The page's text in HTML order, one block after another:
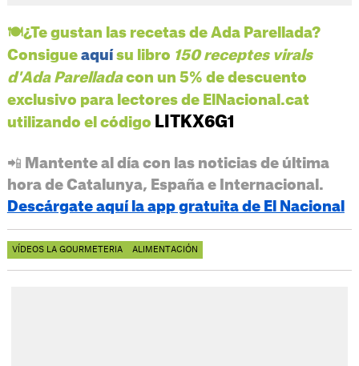
🍽️¿Te gustan las recetas de Ada Parellada?
Consigue aquí su libro 150 receptes virals
d'Ada Parelladacon un 5% de descuento
exclusivo para lectores de ElNacional.cat
utilizando el código LITKX6G1
📲 Mantente al día con las noticias de última
hora de Catalunya, España e Internacional.
Descárgate aquí la app gratuita de El Nacional
VÍDEOS LA GOURMETERIA ALIMENTACIÓN